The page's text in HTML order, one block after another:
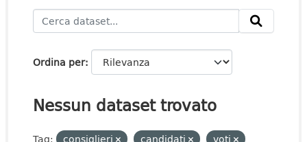
Ordina per
Nessun dataset trovato
Tag: consiglieri candidati
voti